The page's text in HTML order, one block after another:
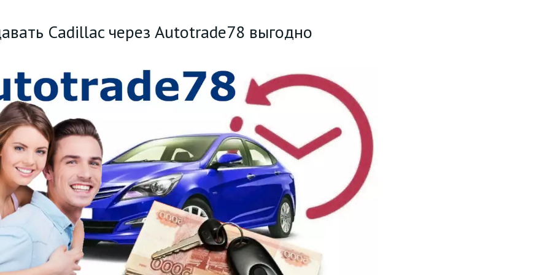
Cadillac через Autotrade78 выгодно